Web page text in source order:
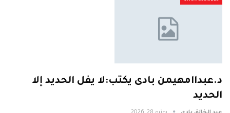
د.عبداامهيمن بادى يكتب:لا يفل الحديد إلا
الحديد